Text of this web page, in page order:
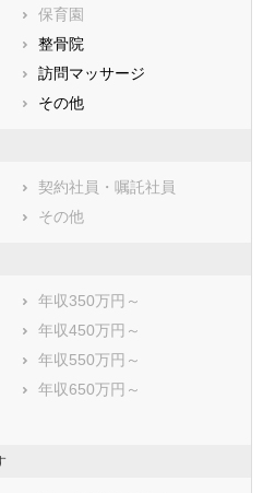
久留米市
飯塚市
行橋市
中間市
太宰府市
福津市
宮若市
朝倉市
保育園
整骨院
訪問マッサージ
その他
契約社員・嘱託社員
その他
年収350万円～
年収450万円～
年収550万円～
年収650万円～